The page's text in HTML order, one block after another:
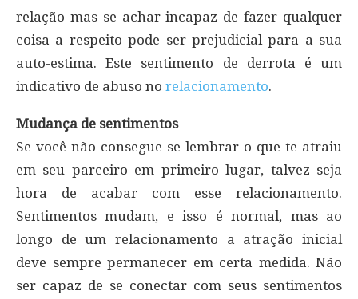
relação mas se achar incapaz de fazer qualquer
coisa a respeito pode ser prejudicial para a sua
auto-estima. Este sentimento de derrota é um
indicativo de abuso no relacionamento.
Mudança de sentimentos
Se você não consegue se lembrar o que te atraiu
em seu parceiro em primeiro lugar, talvez seja
hora de acabar com esse relacionamento.
Sentimentos mudam, e isso é normal, mas ao
longo de um relacionamento a atração inicial
deve sempre permanecer em certa medida. Não
ser capaz de se conectar com seus sentimentos